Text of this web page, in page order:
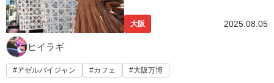
大阪 2025.08.05
ヒイラギ
アゼルバイジャン カフェ 大阪万博